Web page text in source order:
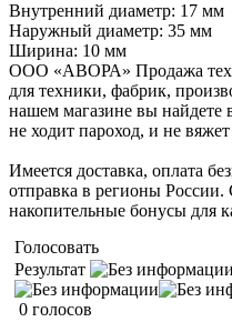
Внутренний диаметр: 17 мм
Наружный диаметр: 35 мм
Ширина: 10 мм
ООО «АВОРА» Продажа
для техники, фабрик,
нашем магазине вы найдете
не ходит пароход, и не вяжет
Имеется доставка, оплата
отправка в регионы
накопительные бонусы для
Голосовать
Результат
0 голосов